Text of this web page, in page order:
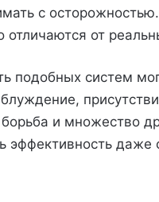
с
от
подобных систем
и множество
эффективность